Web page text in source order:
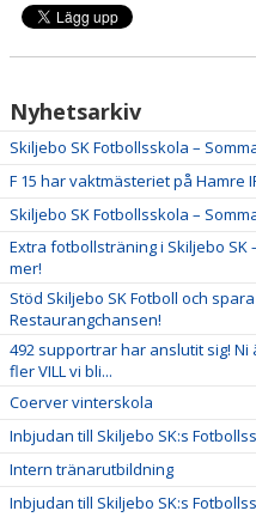
Nyhetsarkiv
Skiljebo SK Fotbollsskola –
F 15 har vaktmästeriet på Hamre
Skiljebo SK Fotbollsskola –
Extra fotbollsträning i Skiljebo SK
mer!
Stöd Skiljebo SK Fotboll och
Restaurangchansen!
492 supportrar har anslutit sig! Ni
fler VILL vi bli...
Coerver vinterskola
Inbjudan till Skiljebo SK:s
Intern tränarutbildning
Inbjudan till Skiljebo SK:s